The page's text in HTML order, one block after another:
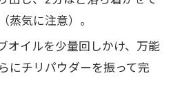
蒸気に注意）。
オイルを少量回しかけ、万能
にチリパウダーを振って完